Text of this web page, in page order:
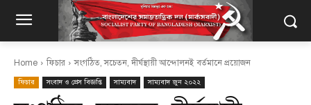
Home ফিচার সংগঠিত, সচেতন, দীর্ঘস্থায়ী আন্দোলনই বর্তমানে প্রয়োজন
ফিচার সংবাদ ও প্রেস বিজ্ঞপ্তি সাম্যবাদ সাম্যবাদ জুন ২০২২